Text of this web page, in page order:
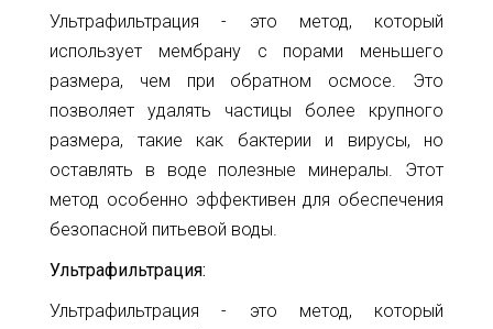
Ультрафильтрация - это метод, который
использует мембрану с порами меньшего
размера, чем при обратном осмосе. Это
позволяет удалять частицы более крупного
размера, такие как бактерии и вирусы, но
оставлять в воде полезные минералы. Этот
метод особенно эффективен для обеспечения
безопасной питьевой воды.
Ультрафильтрация:
Ультрафильтрация - это метод, который